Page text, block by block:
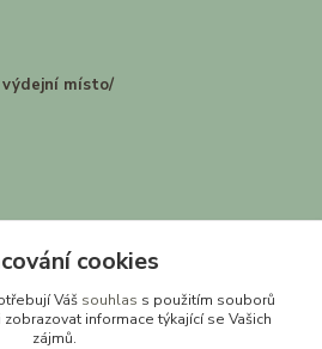
výdejní místo/
cookies
Váš souhlas s použitím souborů
informace týkající se Vašich
zájmů.